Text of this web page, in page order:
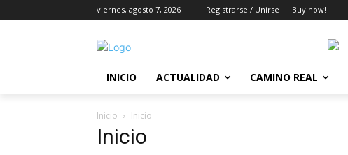
viernes, agosto 7, 2026 Registrarse / Unirse Buy now!
INICIO ACTUALIDAD CAMINO REAL
Inicio Inicio
Inicio